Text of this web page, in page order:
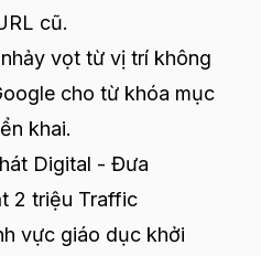
cũ.
vọt từ vị trí không
cho từ khóa mục
khai.
Digital - Đưa
2 triệu Traffic
vực giáo dục khởi